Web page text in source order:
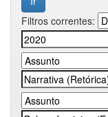
Filtros correntes: